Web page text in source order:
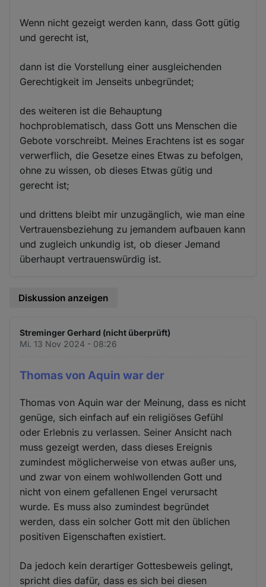
Wenn nicht gezeigt werden kann, dass Gott gütig
und gerecht ist,
dann ist die Vorstellung einer ausgleichenden
Gerechtigkeit im Jenseits unbegründet;
des weiteren ist die Behauptung
hochproblematisch, dass Gott uns Menschen die
Gebote vorschreibt. Meines Erachtens ist es sogar
verwerflich, die Gesetze eines Etwas zu befolgen,
ohne zu wissen, ob dieses Etwas gütig und
gerecht ist;
und drittens bleibt mir unzugänglich, wie man eine
Vertrauensbeziehung zu jemandem aufbauen kann
und zugleich unkundig ist, ob dieser Jemand
überhaupt vertrauenswürdig ist.
Diskussion anzeigen
Streminger Gerhard (nicht überprüft)
Mi. 13 Nov 2024 - 08:26
Thomas von Aquin war der
Thomas von Aquin war der Meinung, dass es nicht
genüge, sich einfach auf ein religiöses Gefühl
oder Erlebnis zu verlassen. Seiner Ansicht nach
muss gezeigt werden, dass dieses Ereignis
zumindest möglicherweise von etwas außer uns,
und zwar von einem wohlwollenden Gott und
nicht von einem gefallenen Engel verursacht
wurde. Es muss also zumindest begründet
werden, dass ein solcher Gott mit den üblichen
positiven Eigenschaften existiert.
Da jedoch kein derartiger Gottesbeweis gelingt,
spricht dies dafür, dass es sich bei diesen